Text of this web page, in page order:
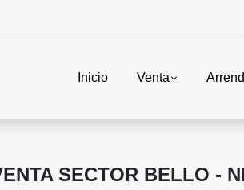
Inicio Venta
SECTOR BELLO -